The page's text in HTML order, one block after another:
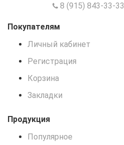
8 (915) 843-33-33
Покупателям
Личный кабинет
Регистрация
Корзина
Закладки
Продукция
Популярное